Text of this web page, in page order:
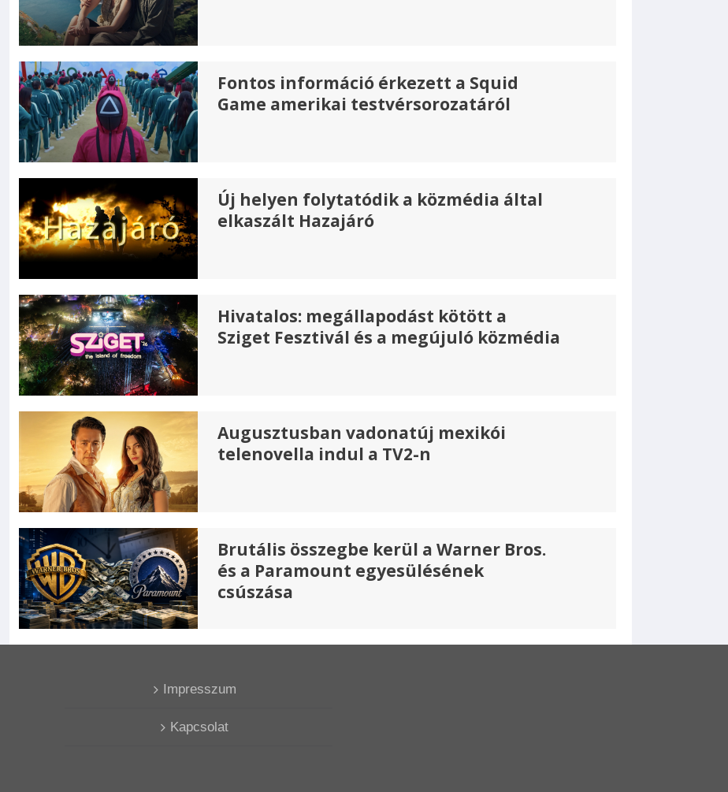
Fontos információ érkezett a Squid
Game amerikai testvérsorozatáról
Új helyen folytatódik a közmédia által
elkaszált Hazajáró
Hivatalos: megállapodást kötött a
Sziget Fesztivál és a megújuló közmédia
Augusztusban vadonatúj mexikói
telenovella indul a TV2-n
Brutális összegbe kerül a Warner Bros.
és a Paramount egyesülésének
csúszása
Impresszum
Kapcsolat